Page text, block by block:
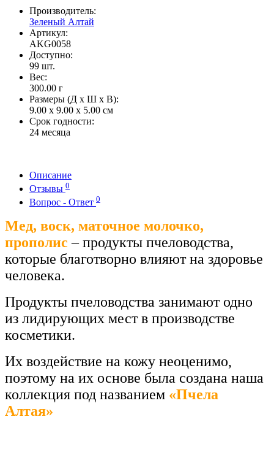
Производитель:
Зеленый Алтай
Артикул:
AKG0058
Доступно:
99 шт.
Вес:
300.00 г
Размеры (Д x Ш x В):
9.00 x 9.00 x 5.00 см
Срок годности:
24 месяца
Описание
Отзывы 0
Вопрос - Ответ 0
Мед, воск, маточное молочко,
прополис – продукты пчеловодства,
которые благотворно влияют на здоровье
человека.
Продукты пчеловодства занимают одно
из лидирующих мест в производстве
косметики.
Их воздействие на кожу неоценимо,
поэтому на их основе была создана наша
коллекция под названием «Пчела
Алтая»